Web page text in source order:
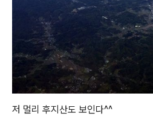
저 멀리 후지산도 보인다^^